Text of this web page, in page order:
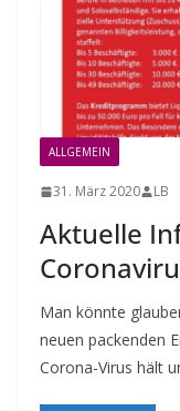
ALLGEMEIN
31. März 2020 LB
Aktuelle
Man könnte
neuen packenden
Corona-Virus hält